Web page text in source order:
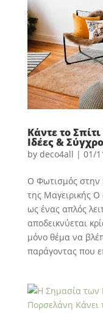
Κάντε το
Ιδέες &
by deco4all | 01/
Ο Φωτισμός στην
της Μαγειρικής
ως ένας απλός
αποδεικνύεται
μόνο θέμα να
παράγοντας που